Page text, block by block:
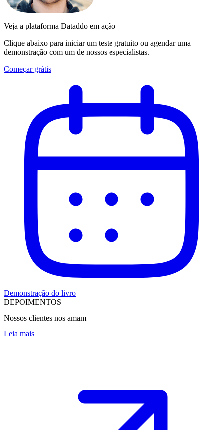
Veja a plataforma Dataddo em ação
Clique abaixo para iniciar um teste gratuito ou agendar uma
demonstração com um de nossos especialistas.
Começar grátis
Demonstração do livro
DEPOIMENTOS
Nossos clientes nos amam
Leia mais